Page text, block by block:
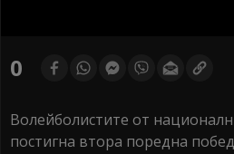
of0
Волейболистите от
постигна втора поредна